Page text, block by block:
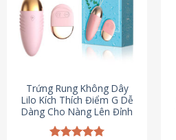
Trứng Rung Không Dây
Lilo Kích Thích Điểm G Dễ
Dàng Cho Nàng Lên Đỉnh